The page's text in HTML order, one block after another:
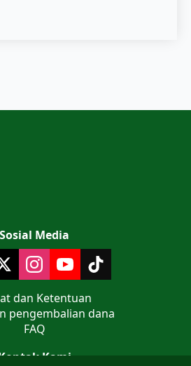
Kami
Sosial Media
dan Ketentuan
pengembalian dana
FAQ